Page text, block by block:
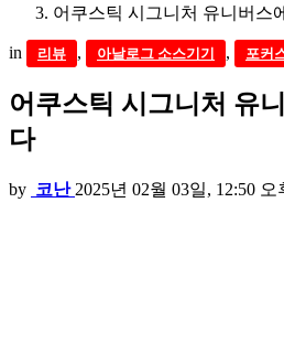
어쿠스틱 시그니처 유니버스
in 리뷰 , 아날로그 소스기기 , 포커
어쿠스틱 시그니처 유
다
by 코난 2025년 02월 03일, 12:50 오